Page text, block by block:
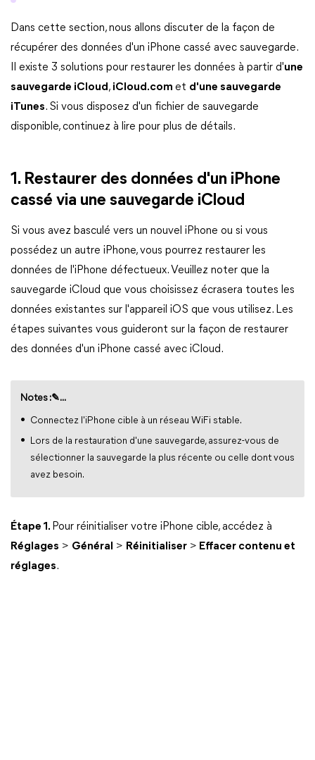
Dans cette section, nous allons discuter de la façon de
récupérer des données d'un iPhone cassé avec sauvegarde.
Il existe 3 solutions pour restaurer les données à partir d'une
sauvegarde iCloud, iCloud.com et d'une sauvegarde
iTunes. Si vous disposez d'un fichier de sauvegarde
disponible, continuez à lire pour plus de détails.
1. Restaurer des données d'un iPhone
cassé via une sauvegarde iCloud
Si vous avez basculé vers un nouvel iPhone ou si vous
possédez un autre iPhone, vous pourrez restaurer les
données de l'iPhone défectueux. Veuillez noter que la
sauvegarde iCloud que vous choisissez écrasera toutes les
données existantes sur l'appareil iOS que vous utilisez. Les
étapes suivantes vous guideront sur la façon de restaurer
des données d'un iPhone cassé avec iCloud.
Notes :✎...
Connectez l'iPhone cible à un réseau WiFi stable.
Lors de la restauration d'une sauvegarde, assurez-vous de
sélectionner la sauvegarde la plus récente ou celle dont vous
avez besoin.
Étape 1. Pour réinitialiser votre iPhone cible, accédez à
Réglages > Général > Réinitialiser > Effacer contenu et
réglages.